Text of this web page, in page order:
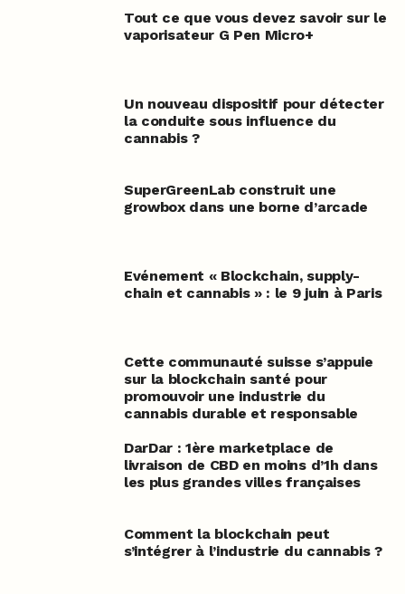
Tout ce que vous devez savoir sur le
vaporisateur G Pen Micro+
Un nouveau dispositif pour détecter
la conduite sous influence du
cannabis ?
SuperGreenLab construit une
growbox dans une borne d’arcade
Evénement « Blockchain, supply-
chain et cannabis » : le 9 juin à Paris
Cette communauté suisse s’appuie
sur la blockchain santé pour
promouvoir une industrie du
cannabis durable et responsable
DarDar : 1ère marketplace de
livraison de CBD en moins d’1h dans
les plus grandes villes françaises
Comment la blockchain peut
s’intégrer à l’industrie du cannabis ?